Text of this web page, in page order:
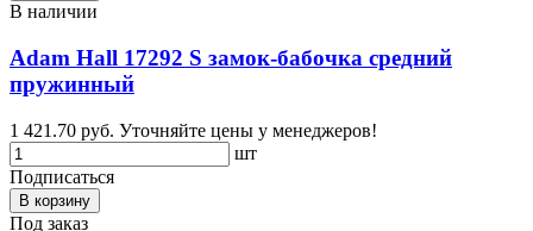
В наличии
Adam Hall 17292 S замок-бабочка средний
пружинный
1 421.70 руб. Уточняйте цены у менеджеров!
шт
Подписаться
В корзину
Под заказ